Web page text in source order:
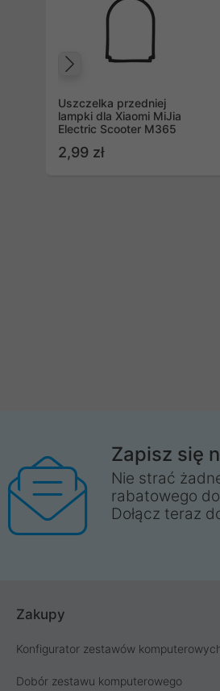
Uszczelka przedniej
lampki dla Xiaomi MiJia
Electric Scooter M365
2,99 zł
Zapisz się
Nie strać
rabatowego
Dołącz teraz
Zakupy
Konfigurator zestawów
Dobór zestawu komputerowego